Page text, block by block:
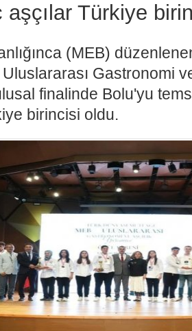
aşçılar Türkiye
(MEB)
Gastronomi
finalinde Bolu'yu
birincisi oldu.